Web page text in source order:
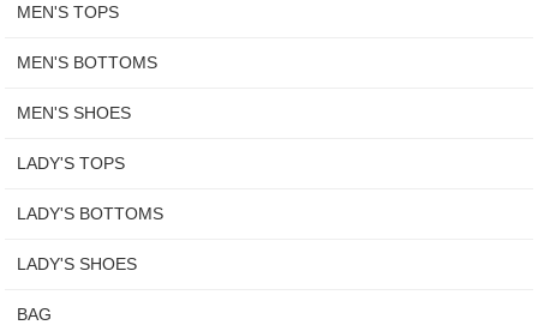
MEN'S TOPS
MEN'S BOTTOMS
MEN'S SHOES
LADY'S TOPS
LADY'S BOTTOMS
LADY'S SHOES
BAG